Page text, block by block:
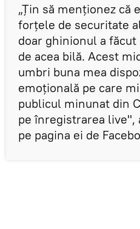
„Ţin să menţionez că
forţele de securitate
doar ghinionul a
de acea bilă. Acest
umbri buna mea
emoţională pe care
publicul minunat din
pe înregistrarea live",
pe pagina ei de